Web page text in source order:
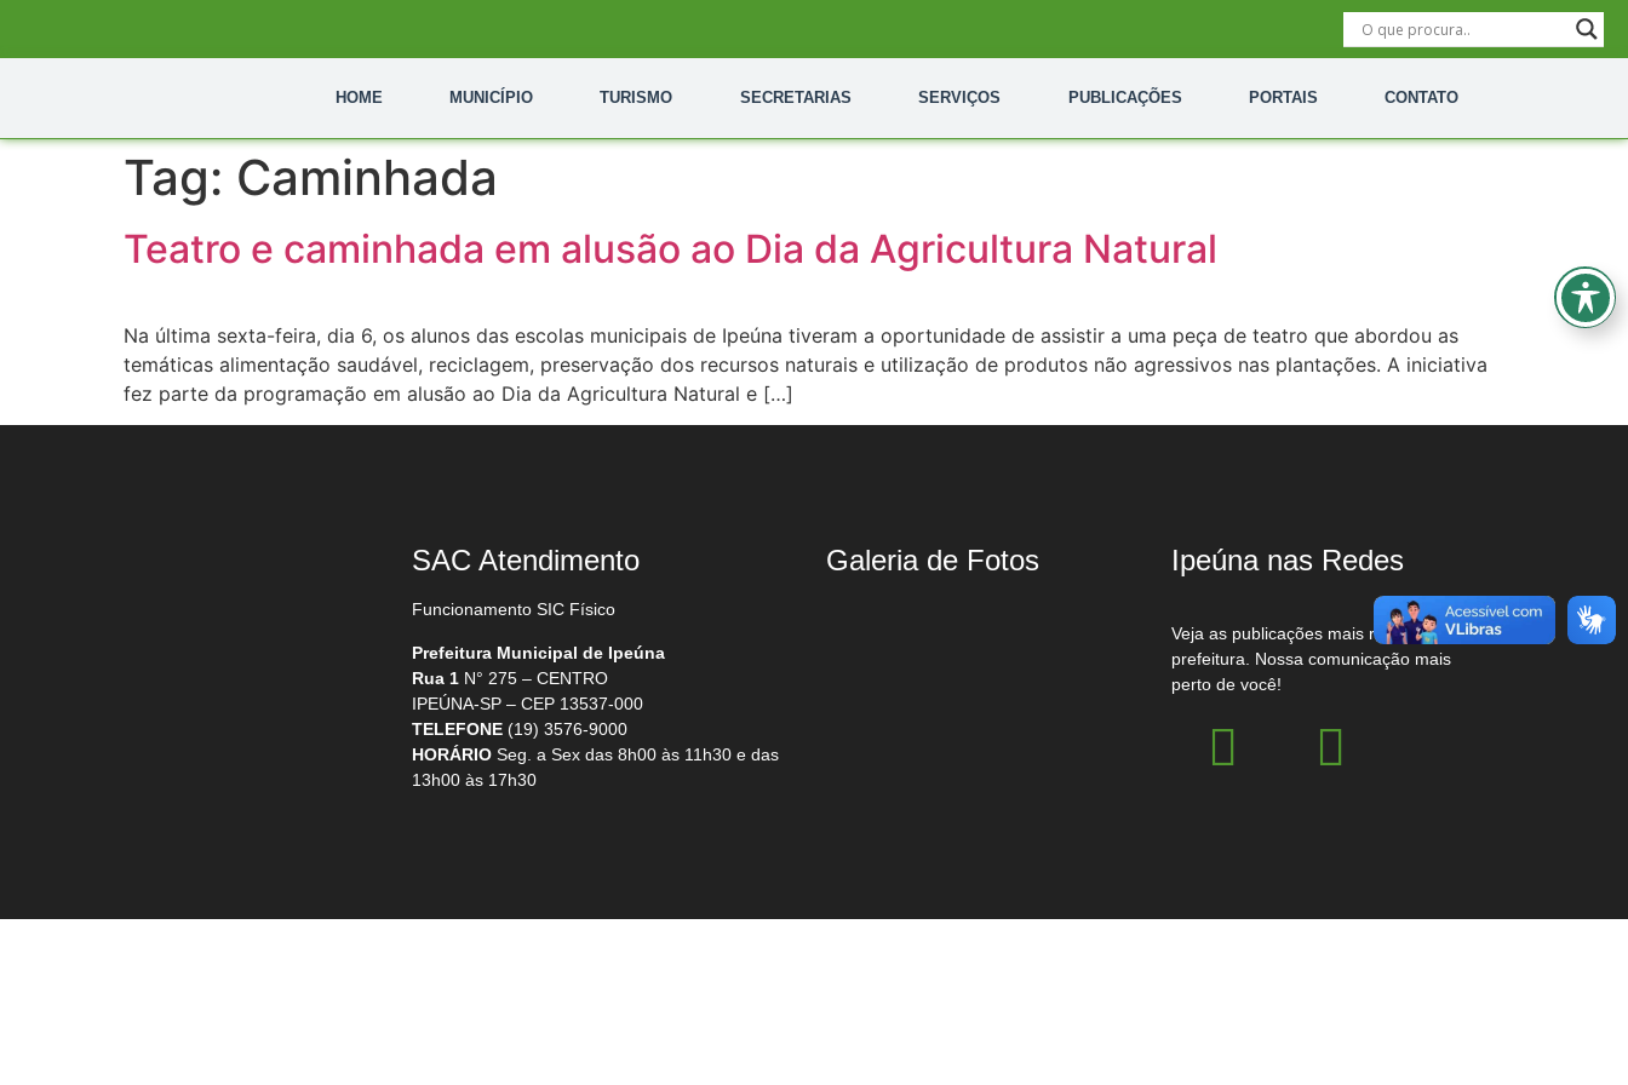
HOME MUNICÍPIO TURISMO SECRETARIAS SERVIÇOS PUBLICAÇÕES PORTAIS CONTATO
Tag: Caminhada
Teatro e caminhada em alusão ao Dia da Agricultura Natural
Na última sexta-feira, dia 6, os alunos das escolas municipais de Ipeúna tiveram a oportunidade de assistir a uma peça de teatro que abordou as
temáticas alimentação saudável, reciclagem, preservação dos recursos naturais e utilização de produtos não agressivos nas plantações. A iniciativa
fez parte da programação em alusão ao Dia da Agricultura Natural e […]
SAC Atendimento
Funcionamento SIC Físico
Prefeitura Municipal de Ipeúna
Rua 1 N° 275 – CENTRO
IPEÚNA-SP – CEP 13537-000
TELEFONE (19) 3576-9000
HORÁRIO Seg. a Sex das 8h00 às 11h30 e das
13h00 às 17h30
Galeria de Fotos Ipeúna nas Redes
Veja as publicações mais recentes da
prefeitura. Nossa comunicação mais
perto de você!